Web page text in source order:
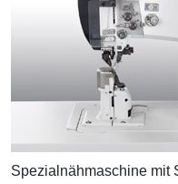
Spezialnähmaschine mit